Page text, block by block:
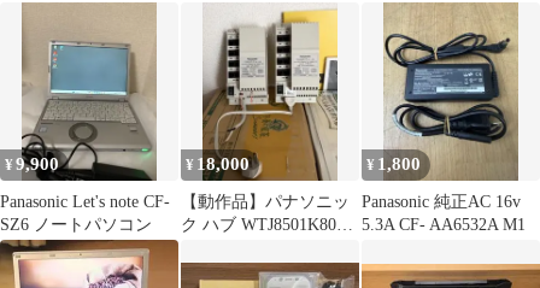
¥9,900
Panasonic Let's note CF-
SZ6 ノートパソコン
¥ 18,000
【動作品】パナソニッ
ク ハブ WTJ8501K801
¥ 1,800
Panasonic 純正AC 16v
5.3A CF- AA6532A M1